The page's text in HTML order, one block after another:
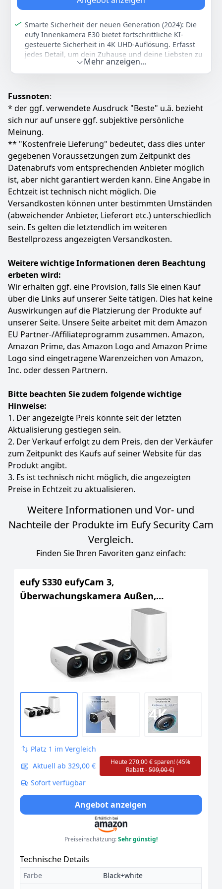
eufy Security
6374 €
Statt:74,99 €-15%
Zum Angebot
Smarte Sicherheit der neuen Generation (2024): Die
eufy Innenkamera E30 bietet fortschrittliche KI-
gesteuerte Sicherheit in 4K UHD-Auflösung. Erfasst
jedes Detail, um dein Zuhause und deine Liebsten zu
Bluetooth-Setup beschleunigt Installation: Bluetooth
System ist schneller einsatzbereit.
KI-Erkennung & Auto-Tracking: On-Device-KI erkennt
präzise Menschen, Tiere, Geräusche und Weinen,
verfolgt den Verursacher für detaillierte
Überwachung. Alle Funktionen ohne Abo.
360° Panoramablick und Schnellfokus: Neue App-
Funktionen bieten mühelose Navigation. Mit Fokus per
Touch und Panoramablick markierst du den
gewünschten Bereich mit einem Tipp.
Farb-Nachtsicht mit Spotlight: Das integrierte
Spotlight ermöglicht nahtloses Umschalten zwischen
Farb- und Infrarot-Nachtsicht für klare Bilder bei
Dunkelheit und dient gleichzeitig als Abschreckung.
Smart Home Integration: Kompatibel mit HomeKit (bis
1080p), Alexa und Google Assistant für erweiterte
unterstützt bis zu 1080p Auflösung)
Lokale Speicherung ohne Abo-Gebühren: Speichere
Aufnahmen lokal auf einer SD-Karte (separat
erhältlich) und nutze alle Funktionen ohne monatliche
Kosten. Cloud-Speicher optional verfügbar.
Farbe Hersteller Gewicht
White 350 g
59
UVP:
Zum Angebot
Mehr anzeigen...
Fussnoten:
* der ggf. verwendete Ausdruck "Beste" u.ä. bezieht
sich nur auf unsere ggf. subjektive persönliche
Meinung.
** "Kostenfreie Lieferung" bedeutet, dass dies unter
gegebenen Voraussetzungen zum Zeitpunkt des
Datenabrufs vom entsprechenden Anbieter möglich
ist, aber nicht garantiert werden kann. Eine Angabe in
Echtzeit ist technisch nicht möglich. Die
Versandkosten können unter bestimmten Umständen
(abweichender Anbieter, Lieferort etc.) unterschiedlich
sein. Es gelten die letztendlich im weiteren
Bestellprozess angezeigten Versandkosten.
Weitere wichtige Informationen deren Beachtung
erbeten wird:
Wir erhalten ggf. eine Provision, falls Sie einen Kauf
über die Links auf unserer Seite tätigen. Dies hat keine
Auswirkungen auf die Platzierung der Produkte auf
unserer Seite. Unsere Seite arbeitet mit dem Amazon
EU Partner-/Affiliateprogramm zusammen. Amazon,
Amazon Prime, das Amazon Logo and Amazon Prime
Logo sind eingetragene Warenzeichen von Amazon,
Inc. oder dessen Partnern.
Bitte beachten Sie zudem folgende wichtige
Hinweise:
1. Der angezeigte Preis könnte seit der letzten
Aktualisierung gestiegen sein.
2. Der Verkauf erfolgt zu dem Preis, den der Verkäufer
zum Zeitpunkt des Kaufs auf seiner Website für das
Produkt angibt.
3. Es ist technisch nicht möglich, die angezeigten
Preise in Echtzeit zu aktualisieren.
Weitere Informationen und Vor- und
Nachteile der Produkte im Eufy Security Cam
Vergleich.
Finden Sie Ihren Favoriten ganz einfach:
eufy S330 eufyCam 3,
Überwachungskamera Außen,
Farbnachtsicht, ohne ABO
Platz 1 im Vergleich
Aktuell ab 329,00 €
Heute 270,00 € sparen! (45%
Rabatt -599,00 €)
Sofort verfügbar
Angebot anzeigen
Preiseinschätzung:Sehr günstig!
Technische Details
Farbe
Black+white